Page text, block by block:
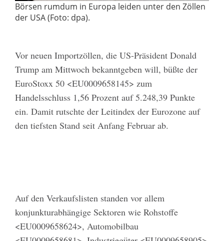
Börsen rumdum in Europa leiden unter den Zöllen
der USA (Foto: dpa).
Vor neuen Importzöllen, die US-Präsident Donald
Trump am Mittwoch bekanntgeben will, büßte der
EuroStoxx 50 <EU0009658145> zum
Handelsschluss 1,56 Prozent auf 5.248,39 Punkte
ein. Damit rutschte der Leitindex der Eurozone auf
den tiefsten Stand seit Anfang Februar ab.
Auf den Verkaufslisten standen vor allem
konjunkturabhängige Sektoren wie Rohstoffe
<EU0009658624>, Automobilbau